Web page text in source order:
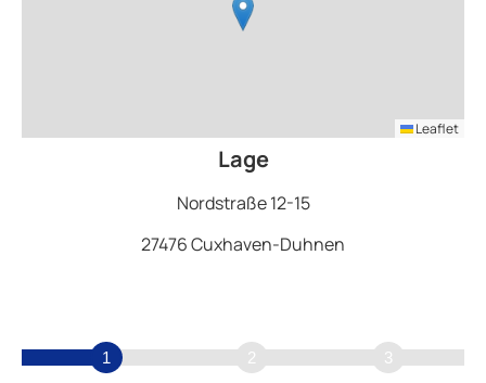
Leaflet
Lage
Nordstraße 12-15
27476 Cuxhaven-Duhnen